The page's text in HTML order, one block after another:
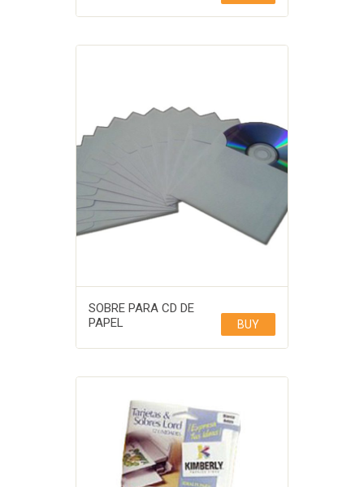
SOBRE PARA CD DE
PAPEL
BUY